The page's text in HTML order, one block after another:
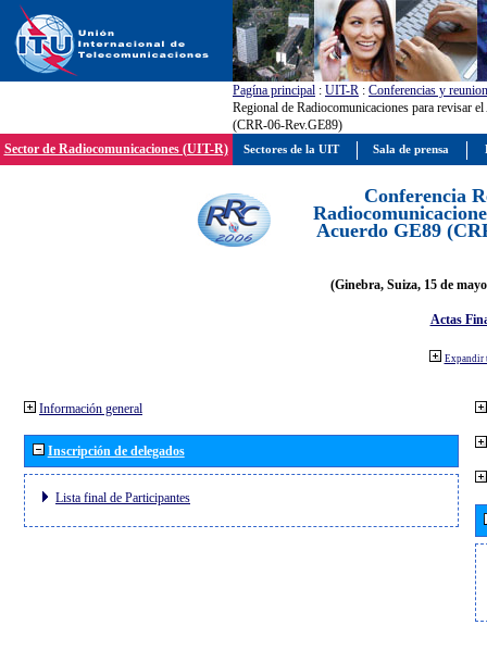
Pagína principal : UIT-R : Conferencias y
Regional de Radiocomunicaciones para revisar
(CRR-06-Rev.GE89)
Sector de Radiocomunicaciones (UIT-R)
Conferencia
Acuerdo GE89
(Ginebra, Suiza, 15 de
Actas
Expandir
Información general
Inscripción de delegados
Lista final de Participantes
Sectores de la UIT Sala de prensa